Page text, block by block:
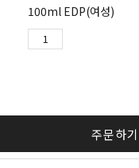
100ml EDP(여성)
주문하기